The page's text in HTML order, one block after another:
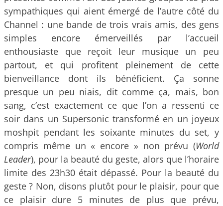
sympathiques qui aient émergé de l’autre côté du
Channel : une bande de trois vrais amis, des gens
simples encore émerveillés par l’accueil
enthousiaste que reçoit leur musique un peu
partout, et qui profitent pleinement de cette
bienveillance dont ils bénéficient. Ça sonne
presque un peu niais, dit comme ça, mais, bon
sang, c’est exactement ce que l’on a ressenti ce
soir dans un Supersonic transformé en un joyeux
moshpit pendant les soixante minutes du set, y
compris même un « encore » non prévu (World
Leader), pour la beauté du geste, alors que l’horaire
limite des 23h30 était dépassé. Pour la beauté du
geste ? Non, disons plutôt pour le plaisir, pour que
ce plaisir dure 5 minutes de plus que prévu,